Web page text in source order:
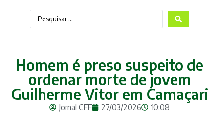
Homem é preso suspeito de
ordenar morte de jovem
Guilherme Vitor em Camaçari
Jornal CFF 27/03/2026 10:08